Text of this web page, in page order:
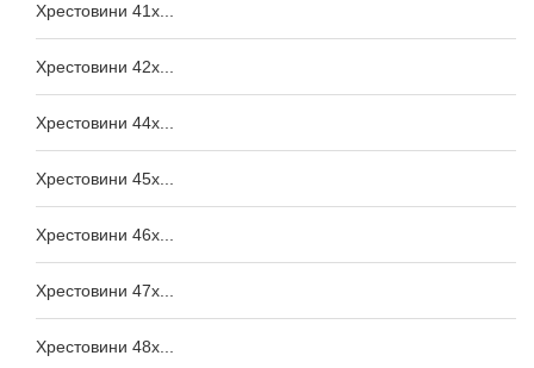
Хрестовини 41x...
Хрестовини 42x...
Хрестовини 44x...
Хрестовини 45x...
Хрестовини 46x...
Хрестовини 47x...
Хрестовини 48x...